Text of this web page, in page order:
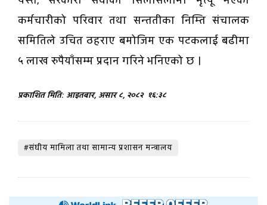
कर्मचारीको परिवार तथा सन्ततीका निम्ति संचालक
समितिले उचित ठहराए बमोजिम एक पटकलाई बढीमा
५ लाख रुपैयाँसम्म प्रदान गरिने भनिएको छ ।
प्रकाशित मिति: आइतबार, असार ८, २०८२ १६:३८
#संघीय मामिला तथा सामान्य प्रशासन मन्त्रालय